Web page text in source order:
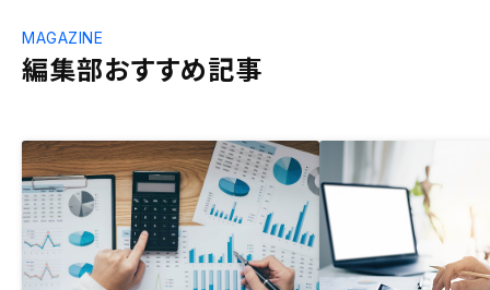
編集部おすすめ記事
MAGAZINE